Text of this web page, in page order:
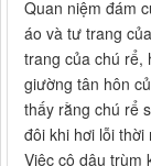
Quan niệm đám
áo và tư trang
trang của chú rể,
giường tân hôn
thấy rằng chú rể
đôi khi hơi lỗi
Việc cô dâu trùm